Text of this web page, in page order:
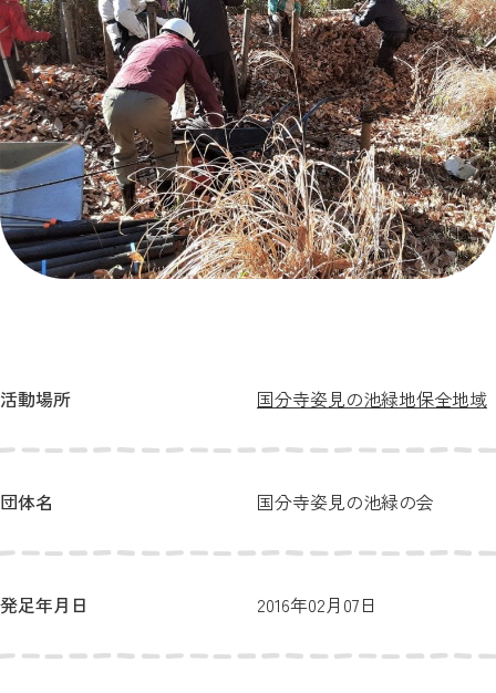
活動場所 国分寺姿見の池緑地保全地域
団体名 国分寺姿見の池緑の会
発足年月日 2016年02月07日